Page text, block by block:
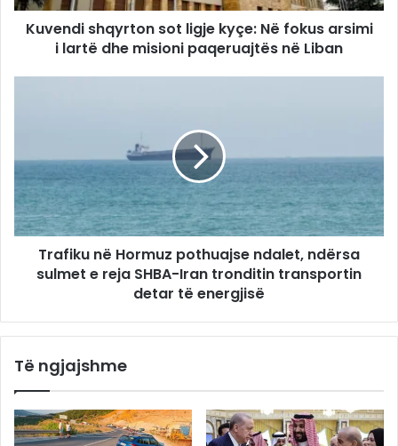
Kuvendi shqyrton sot ligje kyçe: Në fokus arsimi
i lartë dhe misioni paqeruajtës në Liban
Trafiku në Hormuz pothuajse ndalet, ndërsa
sulmet e reja SHBA-Iran tronditin transportin
detar të energjisë
Të ngjajshme